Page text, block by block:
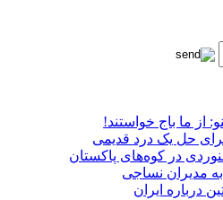
از ما باج خواستند!
برای حل یک درد قدیمی
در کوه‌های پاکستان
مدیران نساجی
درباره ایران